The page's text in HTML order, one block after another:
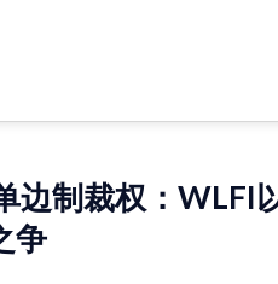
边制裁权：WLFI
争